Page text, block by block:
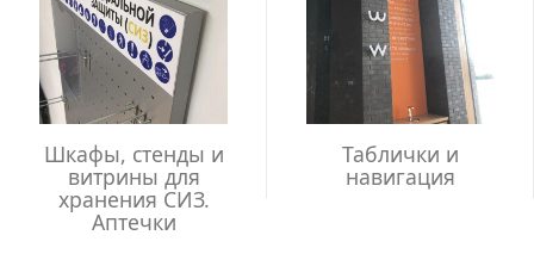
Шкафы, стенды и
витрины для
хранения СИЗ.
Аптечки
Таблички и
навигация